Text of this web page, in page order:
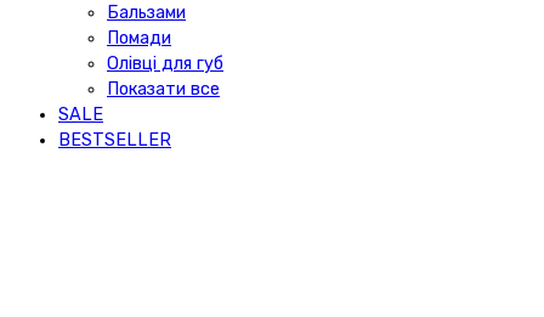
Бальзами
Помади
Олівці для губ
Показати все
SALE
BESTSELLER